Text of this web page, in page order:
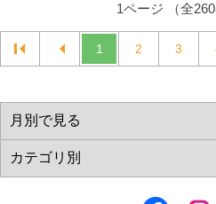
1ページ （全260
1 2 3